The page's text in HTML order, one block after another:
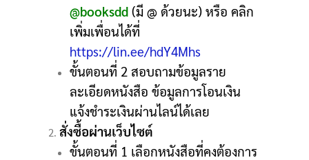
@booksdd (มี @ ด้วยนะ) หรือ คลิก
เพิ่มเพื่อนได้ที่
https://lin.ee/hdY4Mhs
ขั้นตอนที่ 2 สอบถามข้อมูลราย
ละเอียดหนังสือ ข้อมูลการโอนเงิน
แจ้งชำระเงินผ่านไลน์ได้เลย
สั่งซื้อผ่านเว็บไซต์
ขั้นตอนที่ 1 เลือกหนังสือที่คงต้องการ